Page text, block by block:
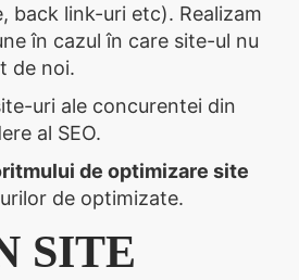
back link-uri etc). Realizam
în cazul în care site-ul nu
de noi.
uri ale concurentei din
al SEO.
de optimizare site
de optimizate.
SITE